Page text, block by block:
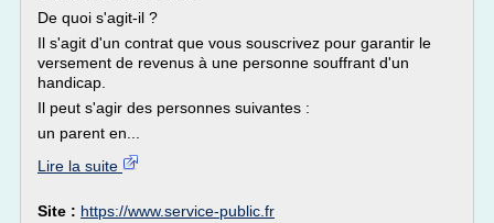
De quoi s'agit-il ?
Il s'agit d'un contrat que vous souscrivez pour garantir le
versement de revenus à une personne souffrant d'un
handicap.
Il peut s'agir des personnes suivantes :
un parent en...
Lire la suite
Site : https://www.service-public.fr